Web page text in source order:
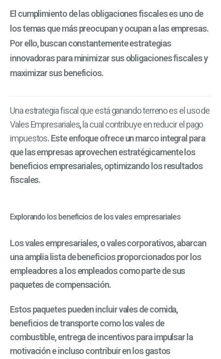
El cumplimiento de las obligaciones fiscales es uno de
los temas que más preocupan y ocupan a las empresas.
Por ello, buscan constantemente estrategias
innovadoras para minimizar sus obligaciones fiscales y
maximizar sus beneficios.
Una estrategia fiscal que está ganando terreno es el uso de
Vales Empresariales,la cual contribuye en reducir el pago
impuestos. Este enfoque ofrece un marco integral para
que las empresas aprovechen estratégicamente los
beneficios empresariales, optimizando los resultados
fiscales.
Explorando los beneficios de los vales empresariales
Los vales empresariales, o vales corporativos, abarcan
una amplia lista de beneficios proporcionados por los
empleadores a los empleados como parte de sus
paquetes de compensación.
Estos paquetes pueden incluir vales de comida,
beneficios de transporte como los vales de
combustible, entrega de incentivos para impulsar la
motivación e incluso contribuir en los gastos